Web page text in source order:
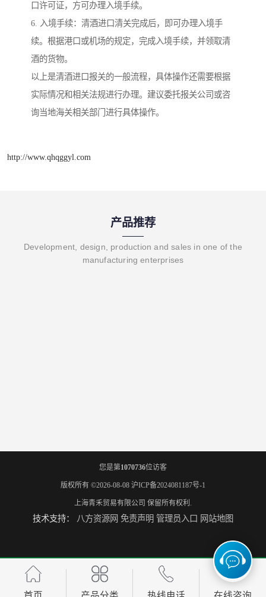
口许可证，方可办理入境手续。
6. 入境手续：清酒进口清关完成后，即可办理入境手
续。根据港口或机场的规定，完成入境手续，并领取清
酒的货物。
以上是清酒进口报关的一般流程，具体操作还需要根据
实际情况和相关法规进行办理。建议委托报关公司或咨
询当地海关相关部门进行具体操作。
http://www.qhqggyl.com
产品推荐
Development, design, production and sales in one of the
manufacturing enterprises
您是第1070736位访客
版权所有 ©2026-08-08 沪ICP备2024081187号-1
上海青禾贸易有限公司 保留所有权利.
技术支持： 八方资源网 免责声明 管理员入口 网站地图